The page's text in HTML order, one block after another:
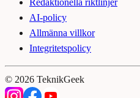
Redaktionella riktlinjer
AI-policy
Allmänna villkor
Integritetspolicy
© 2026 TeknikGeek